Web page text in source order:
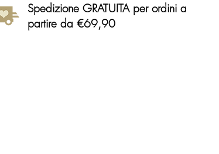
Spedizione GRATUITA per ordini a
partire da €69,90